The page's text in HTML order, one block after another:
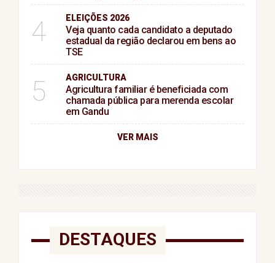
4 ELEIÇÕES 2026
Veja quanto cada candidato a deputado
estadual da região declarou em bens ao
TSE
5 AGRICULTURA
Agricultura familiar é beneficiada com
chamada pública para merenda escolar
em Gandu
VER MAIS
DESTAQUES